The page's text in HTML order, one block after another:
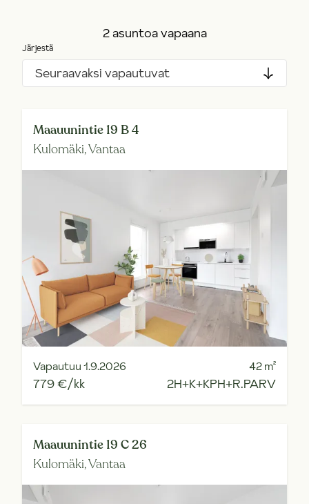
2 asuntoa vapaana
Järjestä
Seuraavaksi vapautuvat
Maauunintie 19 B 4
Kulomäki,Vantaa
Vapautuu 1.9.2026
779 €/kk
42m²
2H+K+KPH+R.PARV
Maauunintie 19 C 26
Kulomäki,Vantaa